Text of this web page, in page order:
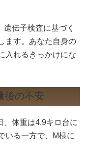
伝子検査に基づく
ます。あなた自身の
入れるきっかけにな
後の不安
、体重は4.9キロ台に
いる一方で、M様に